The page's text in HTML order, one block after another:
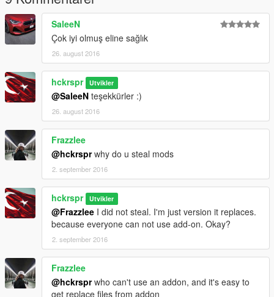
SaleeN
Çok iyi olmuş eline sağlık
26. august 2016
hckrspr Utvikler
@SaleeN teşekkürler :)
26. august 2016
Frazzlee
@hckrsprwhy do u steal mods
2. september 2016
hckrspr Utvikler
@Frazzlee I did not steal. I'm just version it replaces.
because everyone can not use add-on. Okay?
2. september 2016
Frazzlee
@hckrsprwho can't use an addon, and it's easy to
get replace files from addon